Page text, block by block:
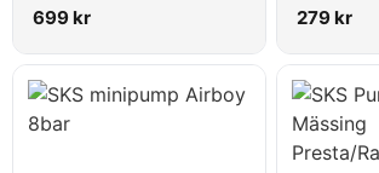
699kr 279kr